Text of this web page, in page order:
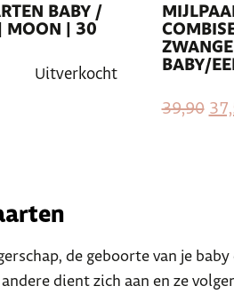
BABY /
MOON | 30
Uitverkocht
BABY/
39,90
de geboorte van je
dient zich aan en ze